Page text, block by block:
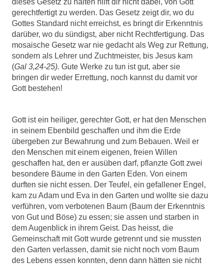
dieses Gesetz zu halten hilft dir nicht dabei, von Gott
gerechtfertigt zu werden. Das Gesetz zeigt dir, wo du
Gottes Standard nicht erreichst, es bringt dir Erkenntnis
darüber, wo du sündigst, aber nicht Rechtfertigung. Das
mosaische Gesetz war nie gedacht als Weg zur Rettung,
sondern als Lehrer und Zuchtmeister, bis Jesus kam
(Gal 3,24-25). Gute Werke zu tun ist gut, aber sie
bringen dir weder Errettung, noch kannst du damit vor
Gott bestehen!
Gott ist ein heiliger, gerechter Gott, er hat den Menschen
in seinem Ebenbild geschaffen und ihm die Erde
übergeben zur Bewahrung und zum Bebauen. Weil er
den Menschen mit einem eigenen, freien Willen
geschaffen hat, den er ausüben darf, pflanzte Gott zwei
besondere Bäume in den Garten Eden. Von einem
durften sie nicht essen. Der Teufel, ein gefallener Engel,
kam zu Adam und Eva in den Garten und wollte sie dazu
verführen, vom verbotenen Baum (Baum der Erkenntnis
von Gut und Böse) zu essen; sie assen und starben in
dem Augenblick in ihrem Geist. Das heisst, die
Gemeinschaft mit Gott wurde getrennt und sie mussten
den Garten verlassen, damit sie nicht noch vom Baum
des Lebens essen konnten, denn dann hätten sie nicht